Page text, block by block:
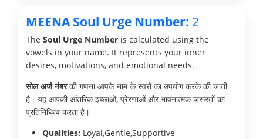
MEENA Soul Urge Number: 2
The Soul Urge Number is calculated using the
vowels in your name. It represents your inner
desires, motivations, and emotional needs.
सोल अर्ज नंबरकी गणना आपके नाम के स्वरों का उपयोग करके की जाती
है। यह आपकी आंतरिक इच्छाओं, प्रेरणाओं और भावनात्मक जरूरतों का
प्रतिनिधित्व करता है।
Qualities: Loyal,Gentle,Supportive